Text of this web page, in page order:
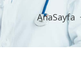
AnaSayfa